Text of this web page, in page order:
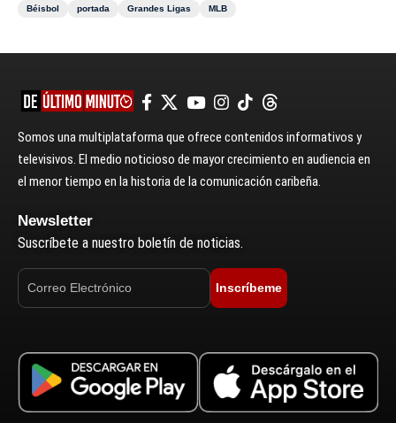
Béisbol
portada Grandes Ligas MLB
Somos una multiplataforma que ofrece contenidos informativos y
televisivos. El medio noticioso de mayor crecimiento en audiencia en
el menor tiempo en la historia de la comunicación caribeña.
Newsletter
Suscríbete a nuestro boletín de noticias.
Inscríbeme